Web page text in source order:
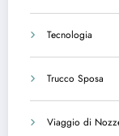
Tecnologia
Trucco Sposa
Viaggio di